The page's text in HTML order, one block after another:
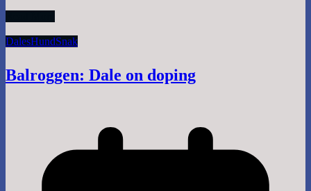
DalesHundSnak
Balroggen: Dale on doping